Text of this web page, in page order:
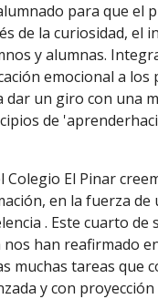
para que el
de la curiosidad, el
y alumnas.
emocional a
dar un giro con una
de
Colegio El Pinar
en la fuerza de
. Este cuarto
nos han reafirmado
muchas tareas que
y con